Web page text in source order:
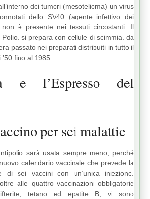
dei tumori (mesotelioma) un virus
dello SV40 (agente infettivo dei
è presente nei tessuti circostanti. Il
si prepara con cellule di scimmia, da
passato nei preparati distribuiti in tutto il
fino al 1985.
e l’Espresso del
per sei malattie
sarà usata sempre meno, perché
calendario vaccinale che prevede la
di sei vaccini con un’unica iniezione.
oltre alle quattro vaccinazioni obbligatorie
tetano ed epatite B, vi sono